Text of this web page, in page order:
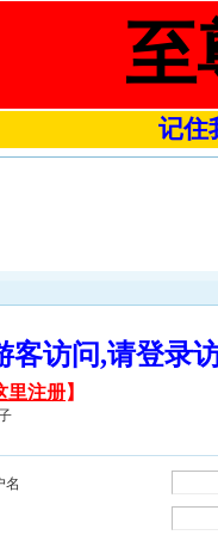
至
记住
客访问,请登
里注册】
名